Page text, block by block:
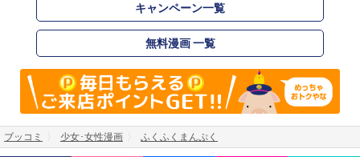
キャンペーン一覧
無料漫画 一覧
ブッコミ 少女･女性漫画 ふくふくまんぷく